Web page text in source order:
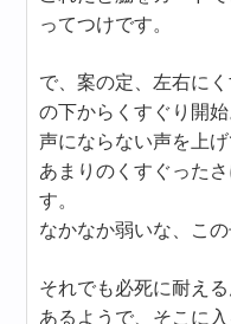
ってつけです。
で、案の定、左右に
の下からくすぐり開始
声にならない声を上
あまりのくすぐった
す。
なかなか弱いな、この
それでも必死に耐え
あるようで、そこに